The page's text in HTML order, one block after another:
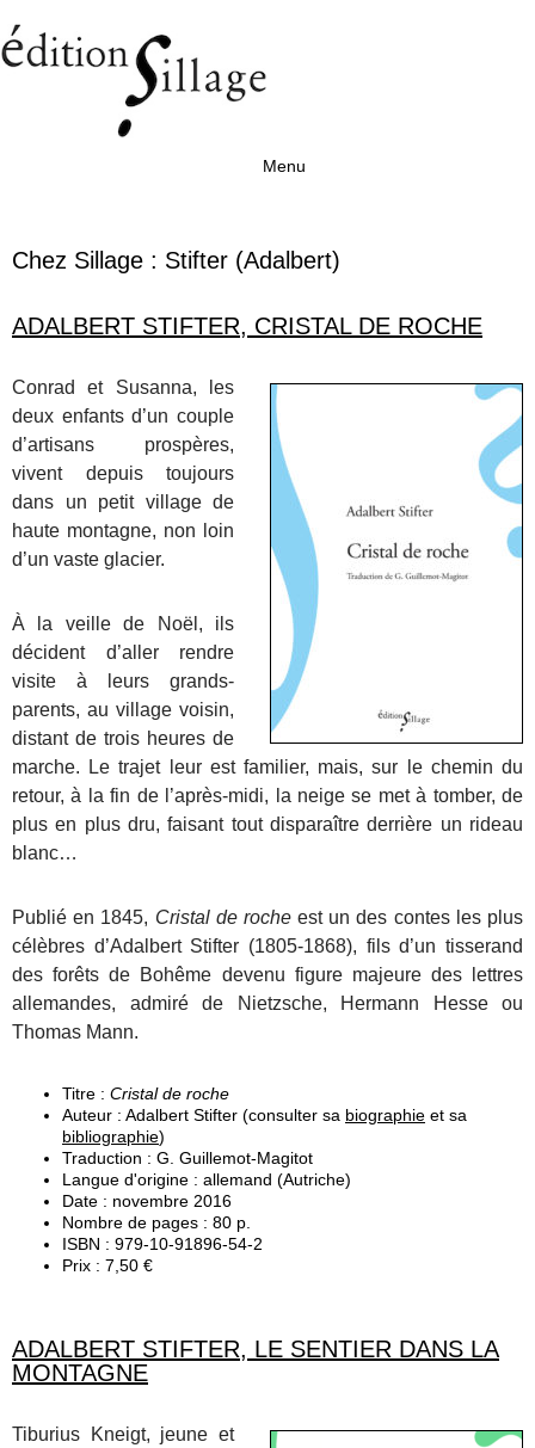
Menu
Chez Sillage : Stifter (Adalbert)
ADALBERT STIFTER, CRISTAL DE ROCHE
Conrad et Susanna, les
deux enfants d’un couple
d’artisans prospères,
vivent depuis toujours
dans un petit village de
haute montagne, non loin
d’un vaste glacier.
À la veille de Noël, ils
décident d’aller rendre
visite à leurs grands-
parents, au village voisin,
distant de trois heures de
marche. Le trajet leur est familier, mais, sur le chemin du
retour, à la fin de l’après-midi, la neige se met à tomber, de
plus en plus dru, faisant tout disparaître derrière un rideau
blanc…
Publié en 1845, Cristal de rocheest un des contes les plus
célèbres d’Adalbert Stifter (1805-1868), fils d’un tisserand
des forêts de Bohême devenu figure majeure des lettres
allemandes, admiré de Nietzsche, Hermann Hesse ou
Thomas Mann.
Titre : Cristal de roche
Auteur : Adalbert Stifter (consulter sa biographie et sa
bibliographie)
Traduction : G. Guillemot-Magitot
Langue d'origine : allemand (Autriche)
Date : novembre 2016
Nombre de pages : 80 p.
ISBN : 979-10-91896-54-2
Prix : 7,50 €
ADALBERT STIFTER, LE SENTIER DANS LA
MONTAGNE
Tiburius Kneigt, jeune et